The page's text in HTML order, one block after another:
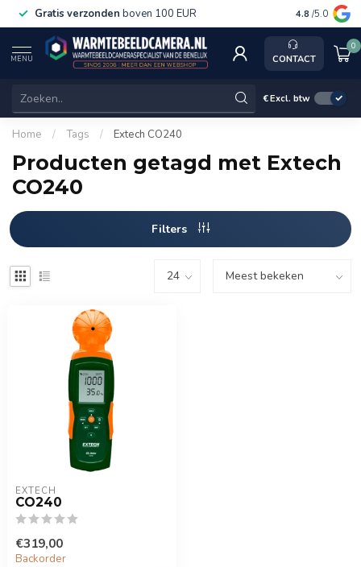
Gratis verzonden boven 100 EUR Service,
4.8 /5.0
MENU CONTACT
0
€Excl. btw
Home / Tags / Extech CO240
Producten getagd met Extech
CO240
Filters
EXTECH
CO240
€319,00
Backorder